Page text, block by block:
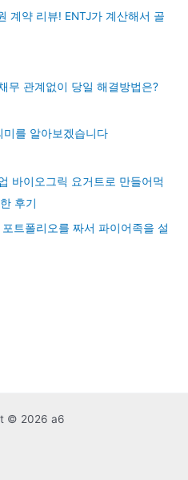
계약 리뷰! ENTJ가 계산해서 골
무 관계없이 당일 해결방법은?
를 알아보겠습니다
바이오그릭 요거트로 만들어먹
후기
트폴리오를 짜서 파이어족을 설
© 2026 a6